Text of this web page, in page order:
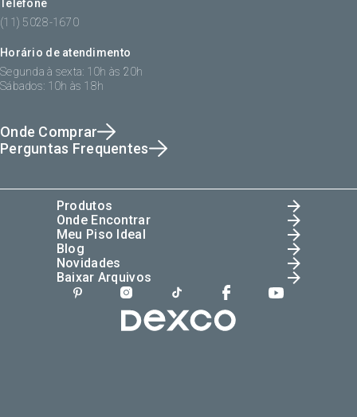
Telefone
(11) 5028-1670
Horário de atendimento
Segunda à sexta: 10h às 20h
Sábados: 10h às 18h
Onde Comprar
Perguntas Frequentes
Produtos
Onde Encontrar
Meu Piso Ideal
Blog
Novidades
Baixar Arquivos